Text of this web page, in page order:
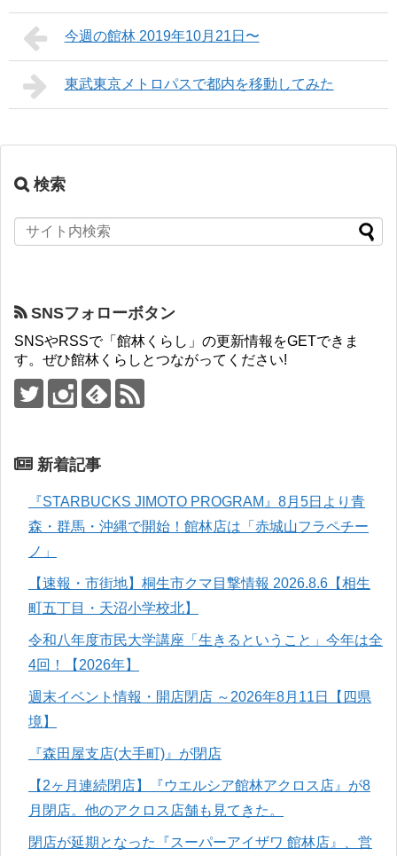
今週の館林 2019年10月21日〜
東武東京メトロパスで都内を移動してみた
検索
SNSフォローボタン
SNSやRSSで「館林くらし」の更新情報をGETできま
す。ぜひ館林くらしとつながってください!
新着記事
『STARBUCKS JIMOTO PROGRAM』8月5日より青
森・群馬・沖縄で開始！館林店は「赤城山フラペチー
ノ」
【速報・市街地】桐生市クマ目撃情報 2026.8.6【相生
町五丁目・天沼小学校北】
令和八年度市民大学講座「生きるということ」今年は全
4回！【2026年】
週末イベント情報・開店閉店 ～2026年8月11日【四県
境】
『森田屋支店(大手町)』が閉店
【2ヶ月連続閉店】『ウエルシア館林アクロス店』が8
月閉店。他のアクロス店舗も見てきた。
閉店が延期となった『スーパーアイザワ 館林店』、営